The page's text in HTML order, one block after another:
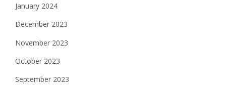
January 2024
December 2023
November 2023
October 2023
September 2023